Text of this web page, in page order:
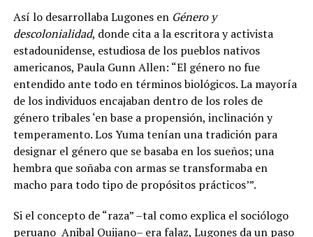
Así lo desarrollaba Lugones en Género y
descolonialidad, donde cita a la escritora y activista
estadounidense, estudiosa de los pueblos nativos
americanos, Paula Gunn Allen: “El género no fue
entendido ante todo en términos biológicos. La mayoría
de los individuos encajaban dentro de los roles de
género tribales ‘en base a propensión, inclinación y
temperamento. Los Yuma tenían una tradición para
designar el género que se basaba en los sueños; una
hembra que soñaba con armas se transformaba en
macho para todo tipo de propósitos prácticos’”.
Si el concepto de “raza” –tal como explica el sociólogo
peruano Anibal Quijano– era falaz, Lugones da un paso